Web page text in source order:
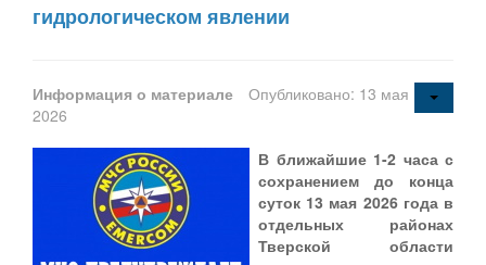
гидрологическом явлении
Информация о материале
Опубликовано: 13 мая
2026
В ближайшие 1-2 часа с
сохранением до конца
суток 13 мая 2026 года в
отдельных районах
Тверской области